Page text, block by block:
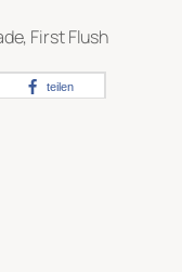
First Flush
teilen